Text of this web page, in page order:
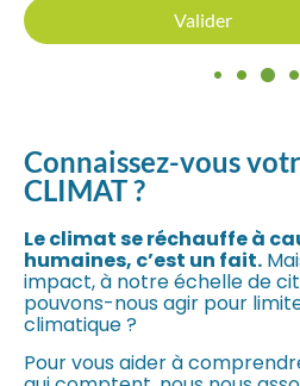
Connaissez-vous
CLIMAT ?
Le climat se réchauffe à
humaines, c’est un fait.
impact, à notre échelle de
pouvons-nous agir pour
climatique ?
Pour vous aider à